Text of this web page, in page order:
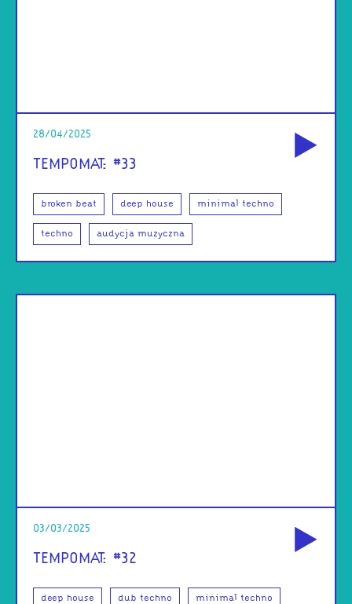
28/04/2025
TEMPOMAT: #33
broken beat deep house minimal techno
techno audycja muzyczna
03/03/2025
TEMPOMAT: #32
deep house dub techno minimal techno